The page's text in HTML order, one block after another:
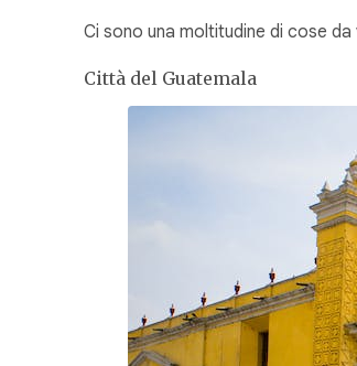
Ci sono una moltitudine di cose da
Città del Guatemala